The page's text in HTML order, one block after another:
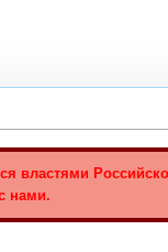
властями
нами.